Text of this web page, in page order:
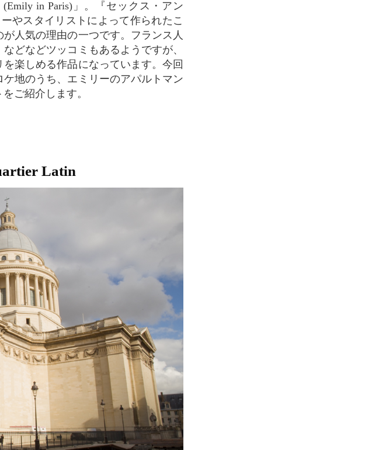
やスタイリストによって作られたこ
人気の理由の一つです。フランス人
どなどツッコミもあるようですが、
楽しめる作品になっています。今回
地のうち、エミリーのアパルトマン
ご紹介します。
Latin